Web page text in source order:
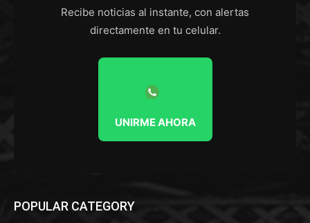
Recibe noticias al instante, con alertas
directamente en tu celular.
UNIRME AHORA
POPULAR CATEGORY